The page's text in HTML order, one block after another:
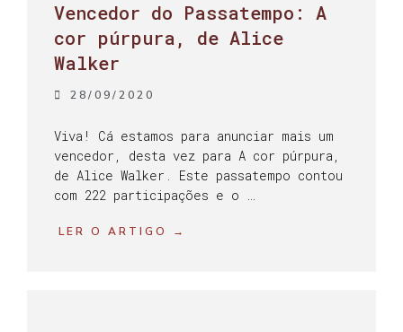
Vencedor do Passatempo: A
cor púrpura, de Alice
Walker
28/09/2020
Viva! Cá estamos para anunciar mais um
vencedor, desta vez para A cor púrpura,
de Alice Walker. Este passatempo contou
com 222 participações e o …
LER O ARTIGO →